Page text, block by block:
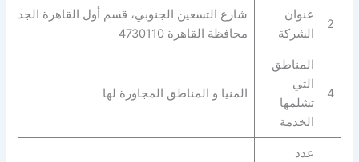
2
عنوان
الشركة
شارع التسعين الجنوبي، قسم أول القاهرة
محافظة القاهرة‬ 4730110
4
المناطق
التي
تشلمها
الخدمة
المنيا و المناطق المجاورة لها
عدد